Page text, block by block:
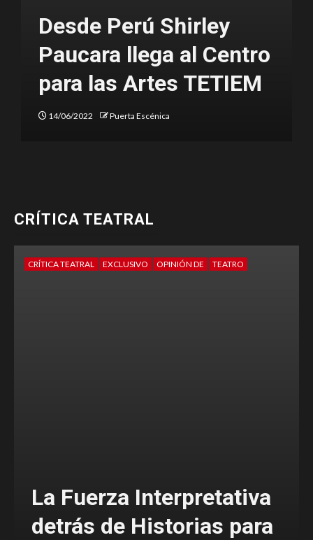
Desde Perú Shirley
Paucara llega al Centro
para las Artes TETIEM
14/06/2022 Puerta Escénica
CRÍTICA TEATRAL
CRÍTICA TEATRAL EXCLUSIVO OPINIÓN DE TEATRO
La Fuerza Interpretativa
detrás de Historias para